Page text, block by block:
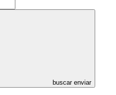
buscar enviar